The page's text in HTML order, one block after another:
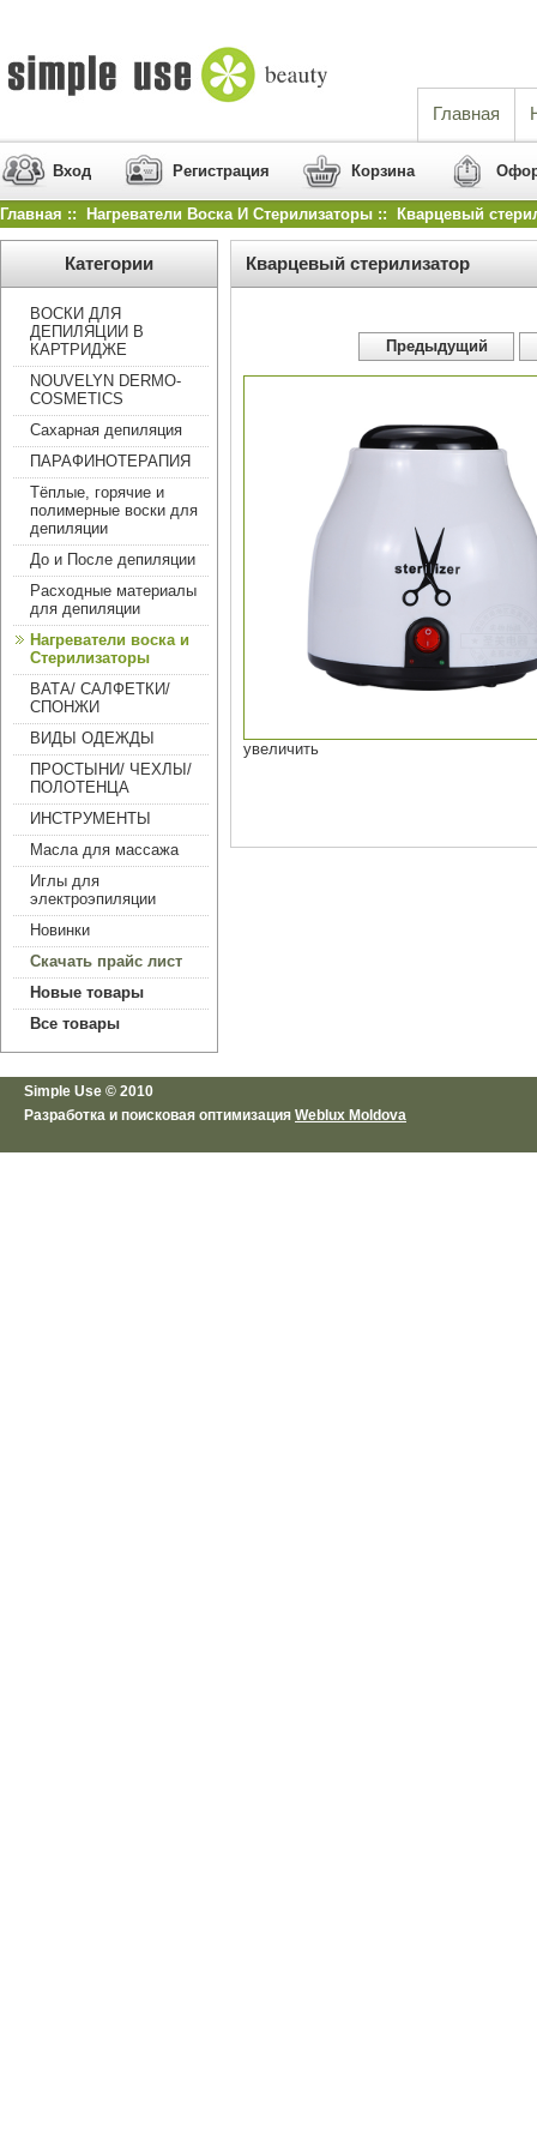
Главная
Вход Регистрация Корзина
Главная :: Нагреватели Воска И Стерилизаторы :: Кварцевый
Категории
ВОСКИ ДЛЯ
ДЕПИЛЯЦИИ В
КАРТРИДЖЕ
NOUVELYN DERMO-
COSMETICS
Сахарная депиляция
ПАРАФИНОТЕРАПИЯ
Тёплые, горячие и
полимерные воски для
депиляции
До и После депиляции
Расходные материалы
для депиляции
Нагреватели воска и
Стерилизаторы
ВАТА/ САЛФЕТКИ/
СПОНЖИ
ВИДЫ ОДЕЖДЫ
ПРОСТЫНИ/ ЧЕХЛЫ/
ПОЛОТЕНЦА
ИНСТРУМЕНТЫ
Масла для массажа
Иглы для
электроэпиляции
Новинки
Скачать прайс лист
Новые товары
Все товары
Кварцевый стерилизатор
Предыдущий
увеличить
Simple Use © 2010
Разработка и поисковая оптимизация Weblux Moldova